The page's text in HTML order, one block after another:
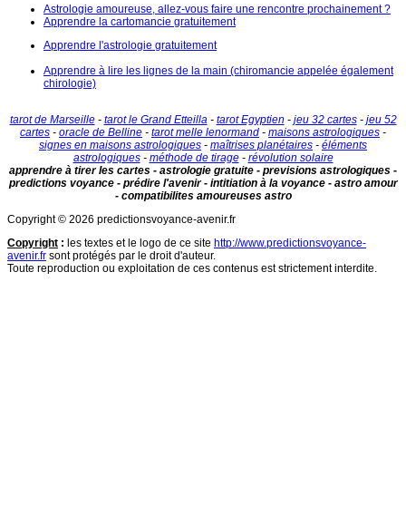
Astrologie amoureuse, allez-vous faire une rencontre prochainement ?
Apprendre la cartomancie gratuitement
Apprendre l'astrologie gratuitement
Apprendre à lire les lignes de la main (chiromancie appelée également
chirologie)
tarot de Marseille- tarot le Grand Etteilla- tarot Egyptien - jeu 32 cartes- jeu 52
cartes - oracle de Belline - tarot melle lenormand - maisons astrologiques -
signes en maisons astrologiques - maîtrises planétaires - éléments
astrologiques- méthode de tirage- révolution solaire
apprendre à tirer les cartes - astrologie gratuite - previsions astrologiques -
predictions voyance - prédire l'avenir - intitiation à la voyance - astro amour
- compatibilites amoureuses astro
Copyright © 2026 predictionsvoyance-avenir.fr
Copyright : les textes et le logo de ce site http://www.predictionsvoyance-
avenir.fr sont protégés par le droit d'auteur.
Toute reproduction ou exploitation de ces contenus est strictement interdite.